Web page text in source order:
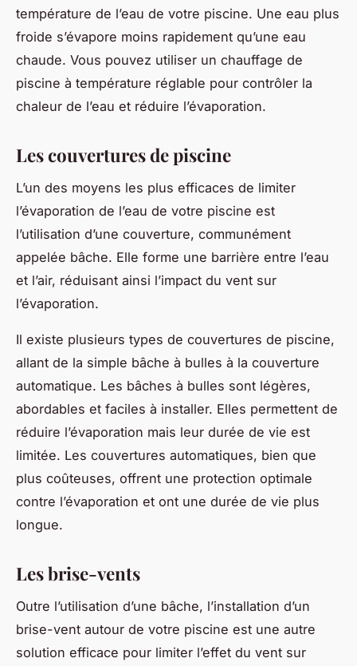
température de l’eau de votre piscine. Une eau plus
froide s’évapore moins rapidement qu’une eau
chaude. Vous pouvez utiliser un chauffage de
piscine à température réglable pour contrôler la
chaleur de l’eau et réduire l’évaporation.
Les couvertures de piscine
L’un des moyens les plus efficaces de limiter
l’évaporation de l’eau de votre piscine est
l’utilisation d’une couverture, communément
appelée bâche. Elle forme une barrière entre l’eau
et l’air, réduisant ainsi l’impact du vent sur
l’évaporation.
Il existe plusieurs types de couvertures de piscine,
allant de la simple bâche à bulles à la couverture
automatique. Les bâches à bulles sont légères,
abordables et faciles à installer. Elles permettent de
réduire l’évaporation mais leur durée de vie est
limitée. Les couvertures automatiques, bien que
plus coûteuses, offrent une protection optimale
contre l’évaporation et ont une durée de vie plus
longue.
Les brise-vents
Outre l’utilisation d’une bâche, l’installation d’un
brise-vent autour de votre piscine est une autre
solution efficace pour limiter l’effet du vent sur